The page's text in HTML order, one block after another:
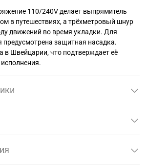
110/240V делает выпрямитель
в путешествиях, а трёхметровый шнур
движений во время укладки. Для
предусмотрена защитная насадка.
в Швейцарии, что подтверждает её